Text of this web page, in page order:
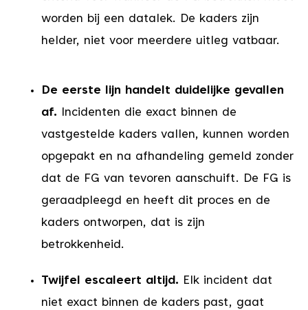
worden bij een datalek. De kaders zijn
helder, niet voor meerdere uitleg vatbaar.
De eerste lijn handelt duidelijke gevallen
af. Incidenten die exact binnen de
vastgestelde kaders vallen, kunnen worden
opgepakt en na afhandeling gemeld zonder
dat de FG van tevoren aanschuift. De FG is
geraadpleegd en heeft dit proces en de
kaders ontworpen, dat is zijn
betrokkenheid.
Twijfel escaleert altijd. Elk incident dat
niet exact binnen de kaders past, gaat